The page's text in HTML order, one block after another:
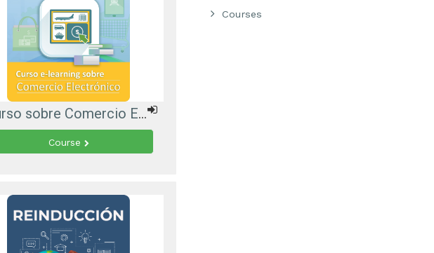
Curso sobre Comercio Electrónico
Course
Courses